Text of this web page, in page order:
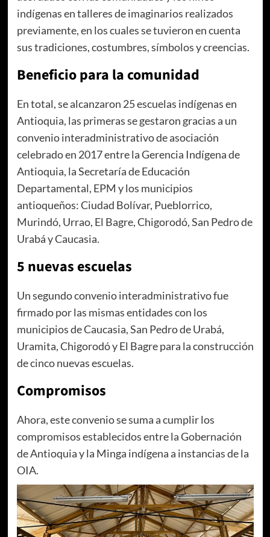
indígenas en talleres de imaginarios realizados
previamente, en los cuales se tuvieron en cuenta
sus tradiciones, costumbres, símbolos y creencias.
Beneficio para la comunidad
En total, se alcanzaron 25 escuelas indígenas en
Antioquia, las primeras se gestaron gracias a un
convenio interadministrativo de asociación
celebrado en 2017 entre la Gerencia Indígena de
Antioquia, la Secretaría de Educación
Departamental, EPM y los municipios
antioqueños: Ciudad Bolívar, Pueblorrico,
Murindó, Urrao, El Bagre, Chigorodó, San Pedro de
Urabá y Caucasia.
5 nuevas escuelas
Un segundo convenio interadministrativo fue
firmado por las mismas entidades con los
municipios de Caucasia, San Pedro de Urabá,
Uramita, Chigorodó y El Bagre para la construcción
de cinco nuevas escuelas.
Compromisos
Ahora, este convenio se suma a cumplir los
compromisos establecidos entre la Gobernación
de Antioquia y la Minga indígena a instancias de la
OIA.